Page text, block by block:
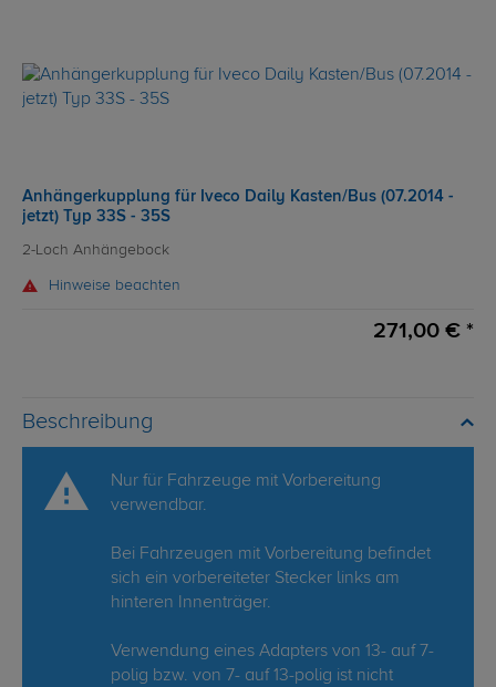
Anhängerkupplung für Iveco Daily Kasten/Bus (07.2014 -
jetzt) Typ 33S - 35S
2-Loch Anhängebock
Hinweise beachten
271,00 € *
Beschreibung
Nur für Fahrzeuge mit Vorbereitung
verwendbar.
Bei Fahrzeugen mit Vorbereitung befindet
sich ein vorbereiteter Stecker links am
hinteren Innenträger.
Verwendung eines Adapters von 13- auf 7-
polig bzw. von 7- auf 13-polig ist nicht